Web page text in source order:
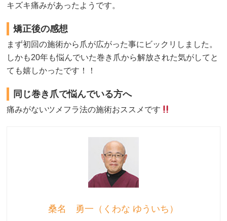
キズキ痛みがあったようです。
矯正後の感想
まず初回の施術から爪が広がった事にビックリしました。
しかも20年も悩んでいた巻き爪から解放された気がしてと
ても嬉しかったです！！
同じ巻き爪で悩んでいる方へ
痛みがないツメフラ法の施術おススメです
桑名 勇一（くわな ゆういち）